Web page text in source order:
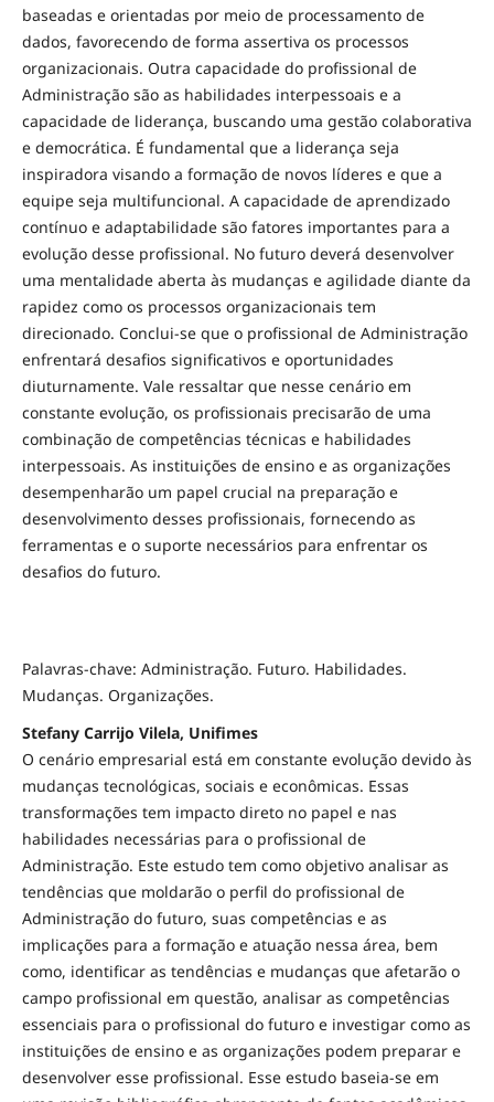
baseadas e orientadas por meio de processamento de
dados, favorecendo de forma assertiva os processos
organizacionais. Outra capacidade do profissional de
Administração são as habilidades interpessoais e a
capacidade de liderança, buscando uma gestão colaborativa
e democrática. É fundamental que a liderança seja
inspiradora visando a formação de novos líderes e que a
equipe seja multifuncional. A capacidade de aprendizado
contínuo e adaptabilidade são fatores importantes para a
evolução desse profissional. No futuro deverá desenvolver
uma mentalidade aberta às mudanças e agilidade diante da
rapidez como os processos organizacionais tem
direcionado. Conclui-se que o profissional de Administração
enfrentará desafios significativos e oportunidades
diuturnamente. Vale ressaltar que nesse cenário em
constante evolução, os profissionais precisarão de uma
combinação de competências técnicas e habilidades
interpessoais. As instituições de ensino e as organizações
desempenharão um papel crucial na preparação e
desenvolvimento desses profissionais, fornecendo as
ferramentas e o suporte necessários para enfrentar os
desafios do futuro.
Palavras-chave: Administração. Futuro. Habilidades.
Mudanças. Organizações.
Stefany Carrijo Vilela, Unifimes
O cenário empresarial está em constante evolução devido às
mudanças tecnológicas, sociais e econômicas. Essas
transformações tem impacto direto no papel e nas
habilidades necessárias para o profissional de
Administração. Este estudo tem como objetivo analisar as
tendências que moldarão o perfil do profissional de
Administração do futuro, suas competências e as
implicações para a formação e atuação nessa área, bem
como, identificar as tendências e mudanças que afetarão o
campo profissional em questão, analisar as competências
essenciais para o profissional do futuro e investigar como as
instituições de ensino e as organizações podem preparar e
desenvolver esse profissional. Esse estudo baseia-se em